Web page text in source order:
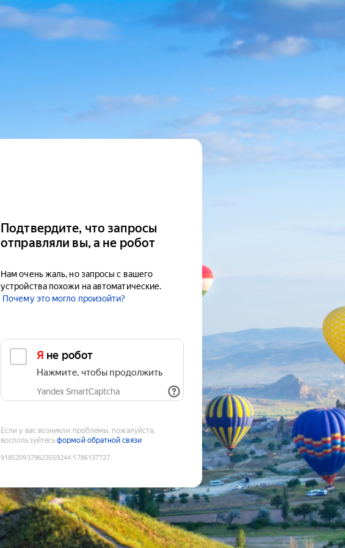
Подтвердите, что запросы
отправляли вы, а не робот
Нам очень жаль, но запросы с вашего
устройства похожи на автоматические.
Почему это могло произойти?
Я не робот
Нажмите, чтобы продолжить
Yandex SmartCaptcha
Если у вас возникли проблемы, пожалуйста,
воспользуйтесьформой обратной связи
9185209379623559244:1786137727